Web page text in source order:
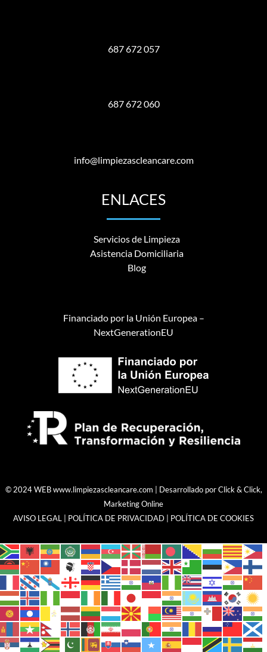
687 672 057
687 672 060
info@limpiezascleancare.com
ENLACES
Servicios de Limpieza
Asistencia Domiciliaria
Blog
Financiado por la Unión Europea –
NextGenerationEU
© 2024 WEBwww.limpiezascleancare.com | Desarrollado porClick & Click,
Marketing Online
AVISO LEGAL
POLÍTICA DE PRIVACIDAD POLÍTICA DE COOKIES